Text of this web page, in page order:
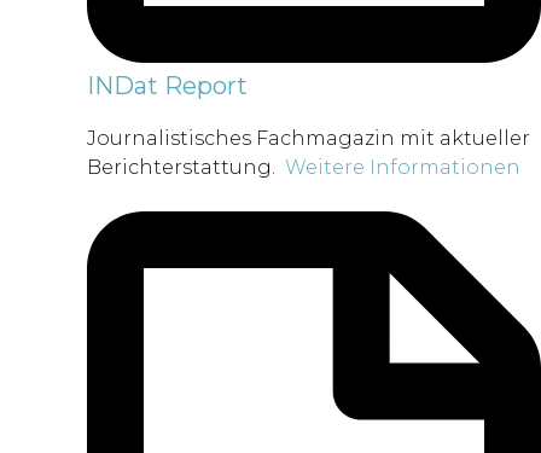
INDat Report
Journalistisches Fachmagazin mit aktueller
Berichterstattung. Weitere Informationen